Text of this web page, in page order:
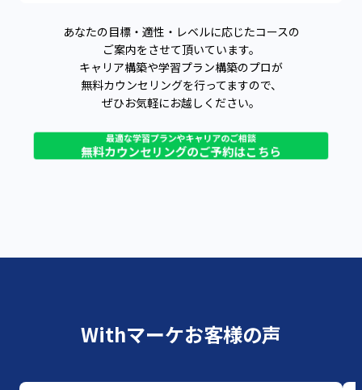
コース詳細はこちら
あなたの目標・適性・レベルに応じたコースの
ご案内をさせて頂いています。
キャリア構築や学習プラン構築のプロが
無料カウンセリングを行ってますので、
ぜひお気軽にお越しください。
最適な学習プランやキャリアのご相談
無料カウンセリングのご予約はこちら
Withマーケお客様の声